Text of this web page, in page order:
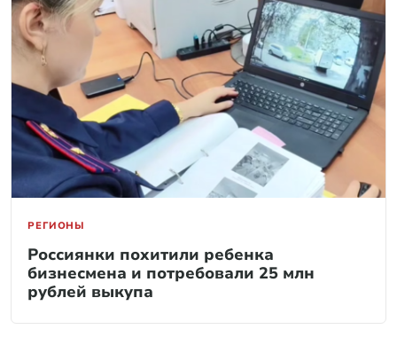
РЕГИОНЫ
Россиянки похитили ребенка
бизнесмена и потребовали 25 млн
рублей выкупа